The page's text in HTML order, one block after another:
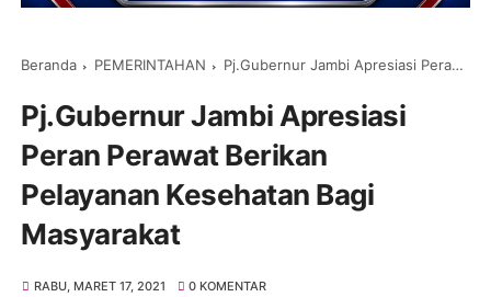
Beranda PEMERINTAHAN Pj.Gubernur Jambi Apresiasi Peran Perawat Berikan Pelayanan Kesehatan Bagi Masyarakat
Pj.Gubernur Jambi Apresiasi
Peran Perawat Berikan
Pelayanan Kesehatan Bagi
Masyarakat
RABU, MARET 17, 2021 0 KOMENTAR